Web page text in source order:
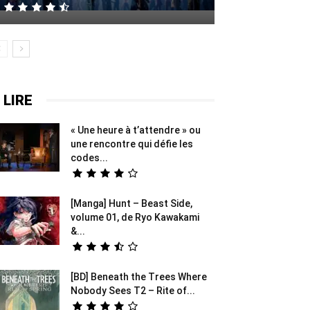
« Une heure à t’attendre » ou
une rencontre qui défie les
codes...
[Manga] Hunt – Beast Side,
volume 01, de Ryo Kawakami
&...
[BD] Beneath the Trees Where
Nobody Sees T2 – Rite of...